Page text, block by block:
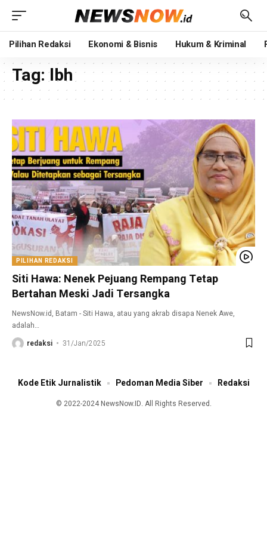
Pilihan Redaksi Ekonomi & Bisnis Hukum & Kriminal
Tag:lbh
PILIHAN REDAKSI
Siti Hawa: Nenek Pejuang Rempang Tetap
Bertahan Meski Jadi Tersangka
NewsNow.id, Batam - Siti Hawa, atau yang akrab disapa Nenek Awe,
adalah…
redaksi
31/Jan/2025
© 2022-2024 NewsNow.ID. All Rights Reserved.
Kode Etik Jurnalistik Pedoman Media Siber Redaksi